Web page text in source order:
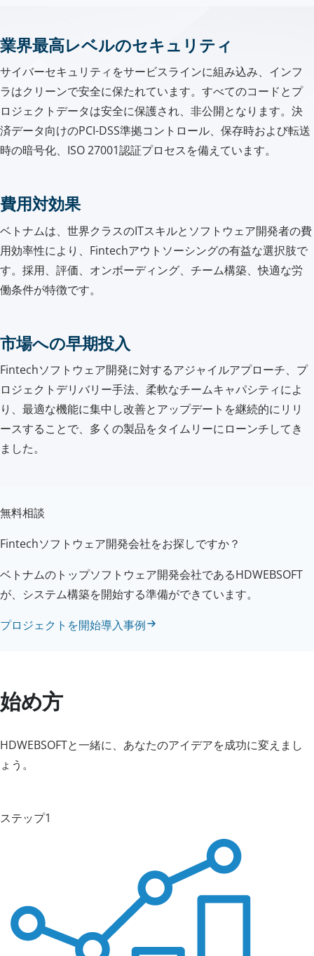
業界最高レベルのセキュリティ
サイバーセキュリティをサービスラインに組み込み、インフ
ラはクリーンで安全に保たれています。すべてのコードとプ
ロジェクトデータは安全に保護され、非公開となります。決
済データ向けのPCI-DSS準拠コントロール、保存時および転送
時の暗号化、ISO 27001認証プロセスを備えています。
費用対効果
ベトナムは、世界クラスのITスキルとソフトウェア開発者の費
用効率性により、Fintechアウトソーシングの有益な選択肢で
す。採用、評価、オンボーディング、チーム構築、快適な労
働条件が特徴です。
市場への早期投入
Fintechソフトウェア開発に対するアジャイルアプローチ、プ
ロジェクトデリバリー手法、柔軟なチームキャパシティによ
り、最適な機能に集中し改善とアップデートを継続的にリリ
ースすることで、多くの製品をタイムリーにローンチしてき
ました。
無料相談
Fintechソフトウェア開発会社をお探しですか？
ベトナムのトップソフトウェア開発会社であるHDWEBSOFT
が、システム構築を開始する準備ができています。
プロジェクトを開始導入事例
始め方
HDWEBSOFTと一緒に、あなたのアイデアを成功に変えまし
ょう。
ステップ1